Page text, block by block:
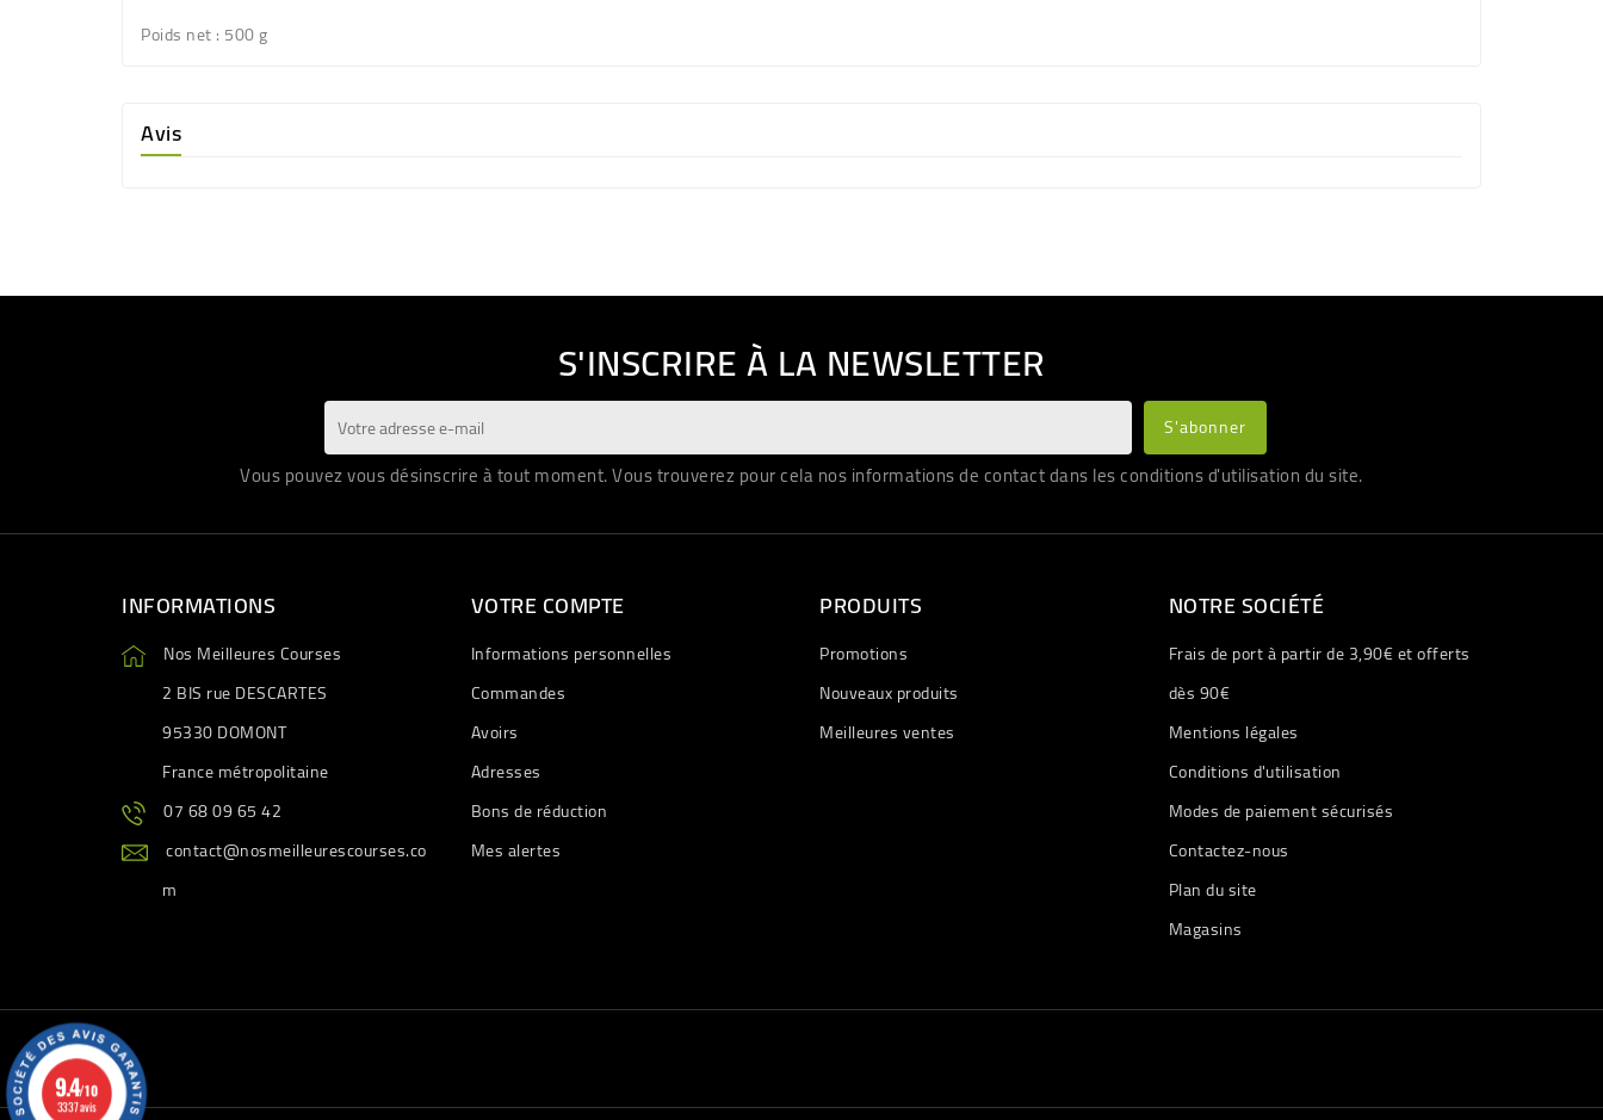
Poids net: 500 g
Avis
S'INSCRIRE À LA NEWSLETTER
Vous pouvez vous désinscrire à tout moment. Vous trouverez pour cela nos informations de contact dans les conditions d'utilisation du site.
INFORMATIONS
Nos Meilleures Courses
2 BIS rue DESCARTES
95330 DOMONT
France métropolitaine
07 68 09 65 42
contact@nosmeilleurescourses.co
m
VOTRE COMPTE
Informations personnelles
Commandes
Avoirs
Adresses
Bons de réduction
Mes alertes
PRODUITS
Promotions
Nouveaux produits
Meilleures ventes
NOTRE SOCIÉTÉ
Frais de port à partir de 3,90€ et offerts
dès 90€
Mentions légales
Conditions d'utilisation
Modes de paiement sécurisés
Contactez-nous
Plan du site
Magasins
9.4/10
3337 avis